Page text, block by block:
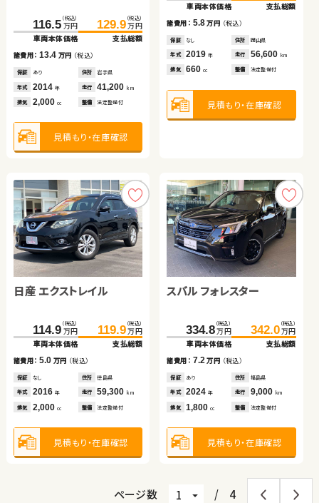
116.5 （税込）
万円
車両本体価格
129.9 （税込）
万円
支払総額
諸費用：13.4 万円 （税込）
保証 あり 住所 岩手県
年式 2014 年 走行 41,200 km
排気 2,000 cc 整備 法定整備付
見積もり・在庫確認
車両本体価格
支払総額
諸費用： 5.8万円 （税込）
保証 なし 住所 岡山県
年式 2019年 走行 56,600 km
排気 660cc 整備 法定整備付
見積もり・在庫確認
日産 エクストレイル
114.9 （税込）
万円
車両本体価格
119.9 （税込）
万円
支払総額
諸費用：5.0 万円 （税込）
保証 なし 住所 徳島県
年式 2016 年 走行 59,300 km
排気 2,000 cc 整備 法定整備付
見積もり・在庫確認
スバル フォレスター
334.8 （税込）
万円
車両本体価格
342.0 （税込）
万円
支払総額
諸費用： 7.2万円 （税込）
保証 あり 住所 福島県
年式 2024年 走行 9,000 km
排気 1,800cc 整備 法定整備付
見積もり・在庫確認
2020 年 103,200km
1,800cc 法定整備付
見積もり・在庫確認
あり
年式 2019年 走行
排気 660 整備 法定整備付
見積もり・在庫確認
ダイハツ ムーヴ キャンバ
ス
100.7 （税込）
万円
車両本体価格
109.8（税込）
万円
支払総額
諸費用：9.1万円 （税込）
2019 年 86,000 km
660cc 法定整備付
見積もり・在庫確認
ホンダ フリード
43.6（税込）
万円
車両本体価格
59.9
支払総額
諸費用：16.3 万円（税込）
2015 年 106,300km
1,500cc 法定整備付
見積もり・在庫確認
2023 年 4,900km
2,000cc 法定整備付
見積もり・在庫確認
あり
年式 2025年 走行
排気 1,370 整備 法定整備付
見積もり・在庫確認
トヨタ ノア
339.8 （税込）
万円
車両本体価格
352.8（税込）
万円
支払総額
諸費用：13.0 万円 （税込）
2023 年 33,400 km
2,000cc 法定整備付
見積もり・在庫確認
ホンダ フィット ハイブリ
ッド
100.0（税込）
万円
車両本体価格
115.9
支払総額
諸費用：15.9 万円（税込）
2018 年 83,000km
1,500cc 法定整備付
見積もり・在庫確認
ページ数 / 4